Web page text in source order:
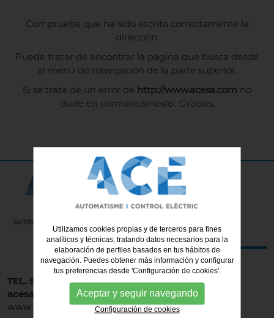
Compruebe que ha sido escrito correctamente la
dirección.
Puede tratar de encontrar la página que busca desde
el menú de navegación de la parte superior.
Si se trata de un error de http://www.acesa.com no
dude en comunicárnoslo.. Gracias.
TEL. 93 477 62 62
acesa@acesa.es
www.acesa.es
Utilizamos cookies propias y de terceros para fines
analíticos y técnicas, tratando datos necesarios para la
elaboración de perfiles basados en tus hábitos de
navegación. Puedes obtener más información y configurar
tus preferencias desde 'Configuración de cookies'.
Aceptar y seguir navegando
Configuración de cookies